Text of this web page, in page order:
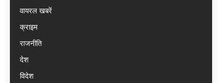
वायरल खबरें
क्राइम
राजनीति
देश
विदेश